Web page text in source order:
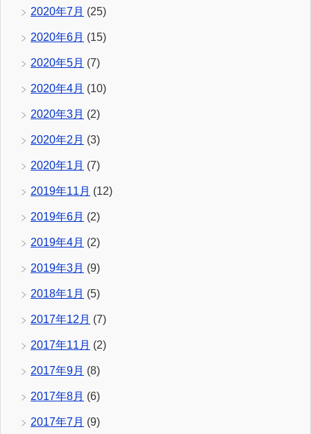
2020年7月 (25)
2020年6月 (15)
2020年5月 (7)
2020年4月 (10)
2020年3月 (2)
2020年2月 (3)
2020年1月 (7)
2019年11月 (12)
2019年6月 (2)
2019年4月 (2)
2019年3月 (9)
2018年1月 (5)
2017年12月 (7)
2017年11月 (2)
2017年9月 (8)
2017年8月 (6)
2017年7月 (9)